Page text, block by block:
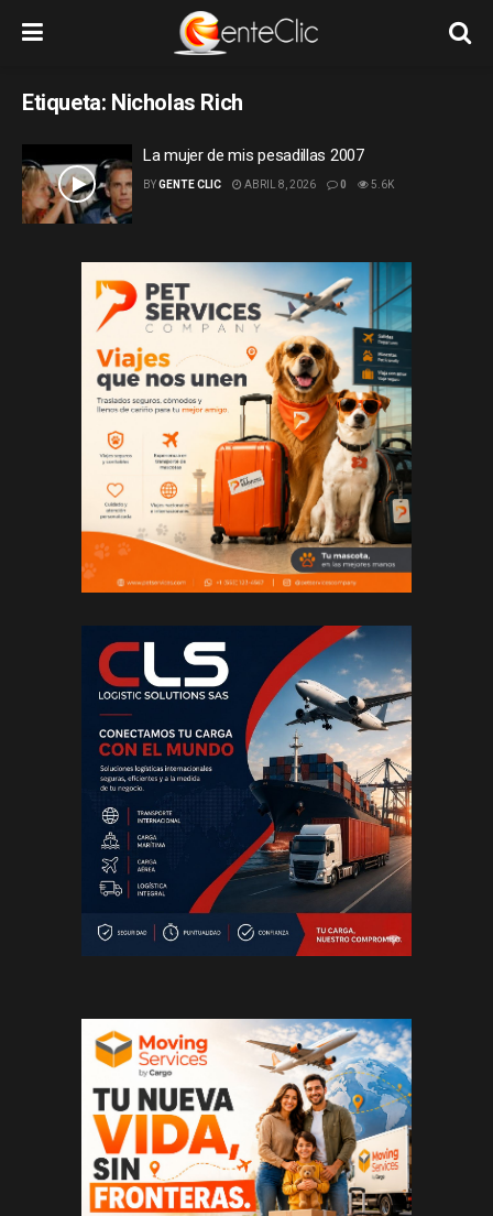
Etiqueta: Nicholas Rich
La mujer de mis pesadillas 2007
BYGENTE CLIC ABRIL 8, 2026 0 5.6K